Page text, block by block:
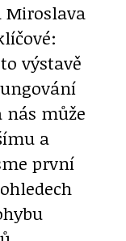
Miroslava
výstavě
nás může
a
první